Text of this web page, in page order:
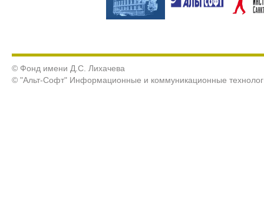
© Фонд имени Д.С. Лихачева
© "Альт-Софт" Информационные и коммуникационные